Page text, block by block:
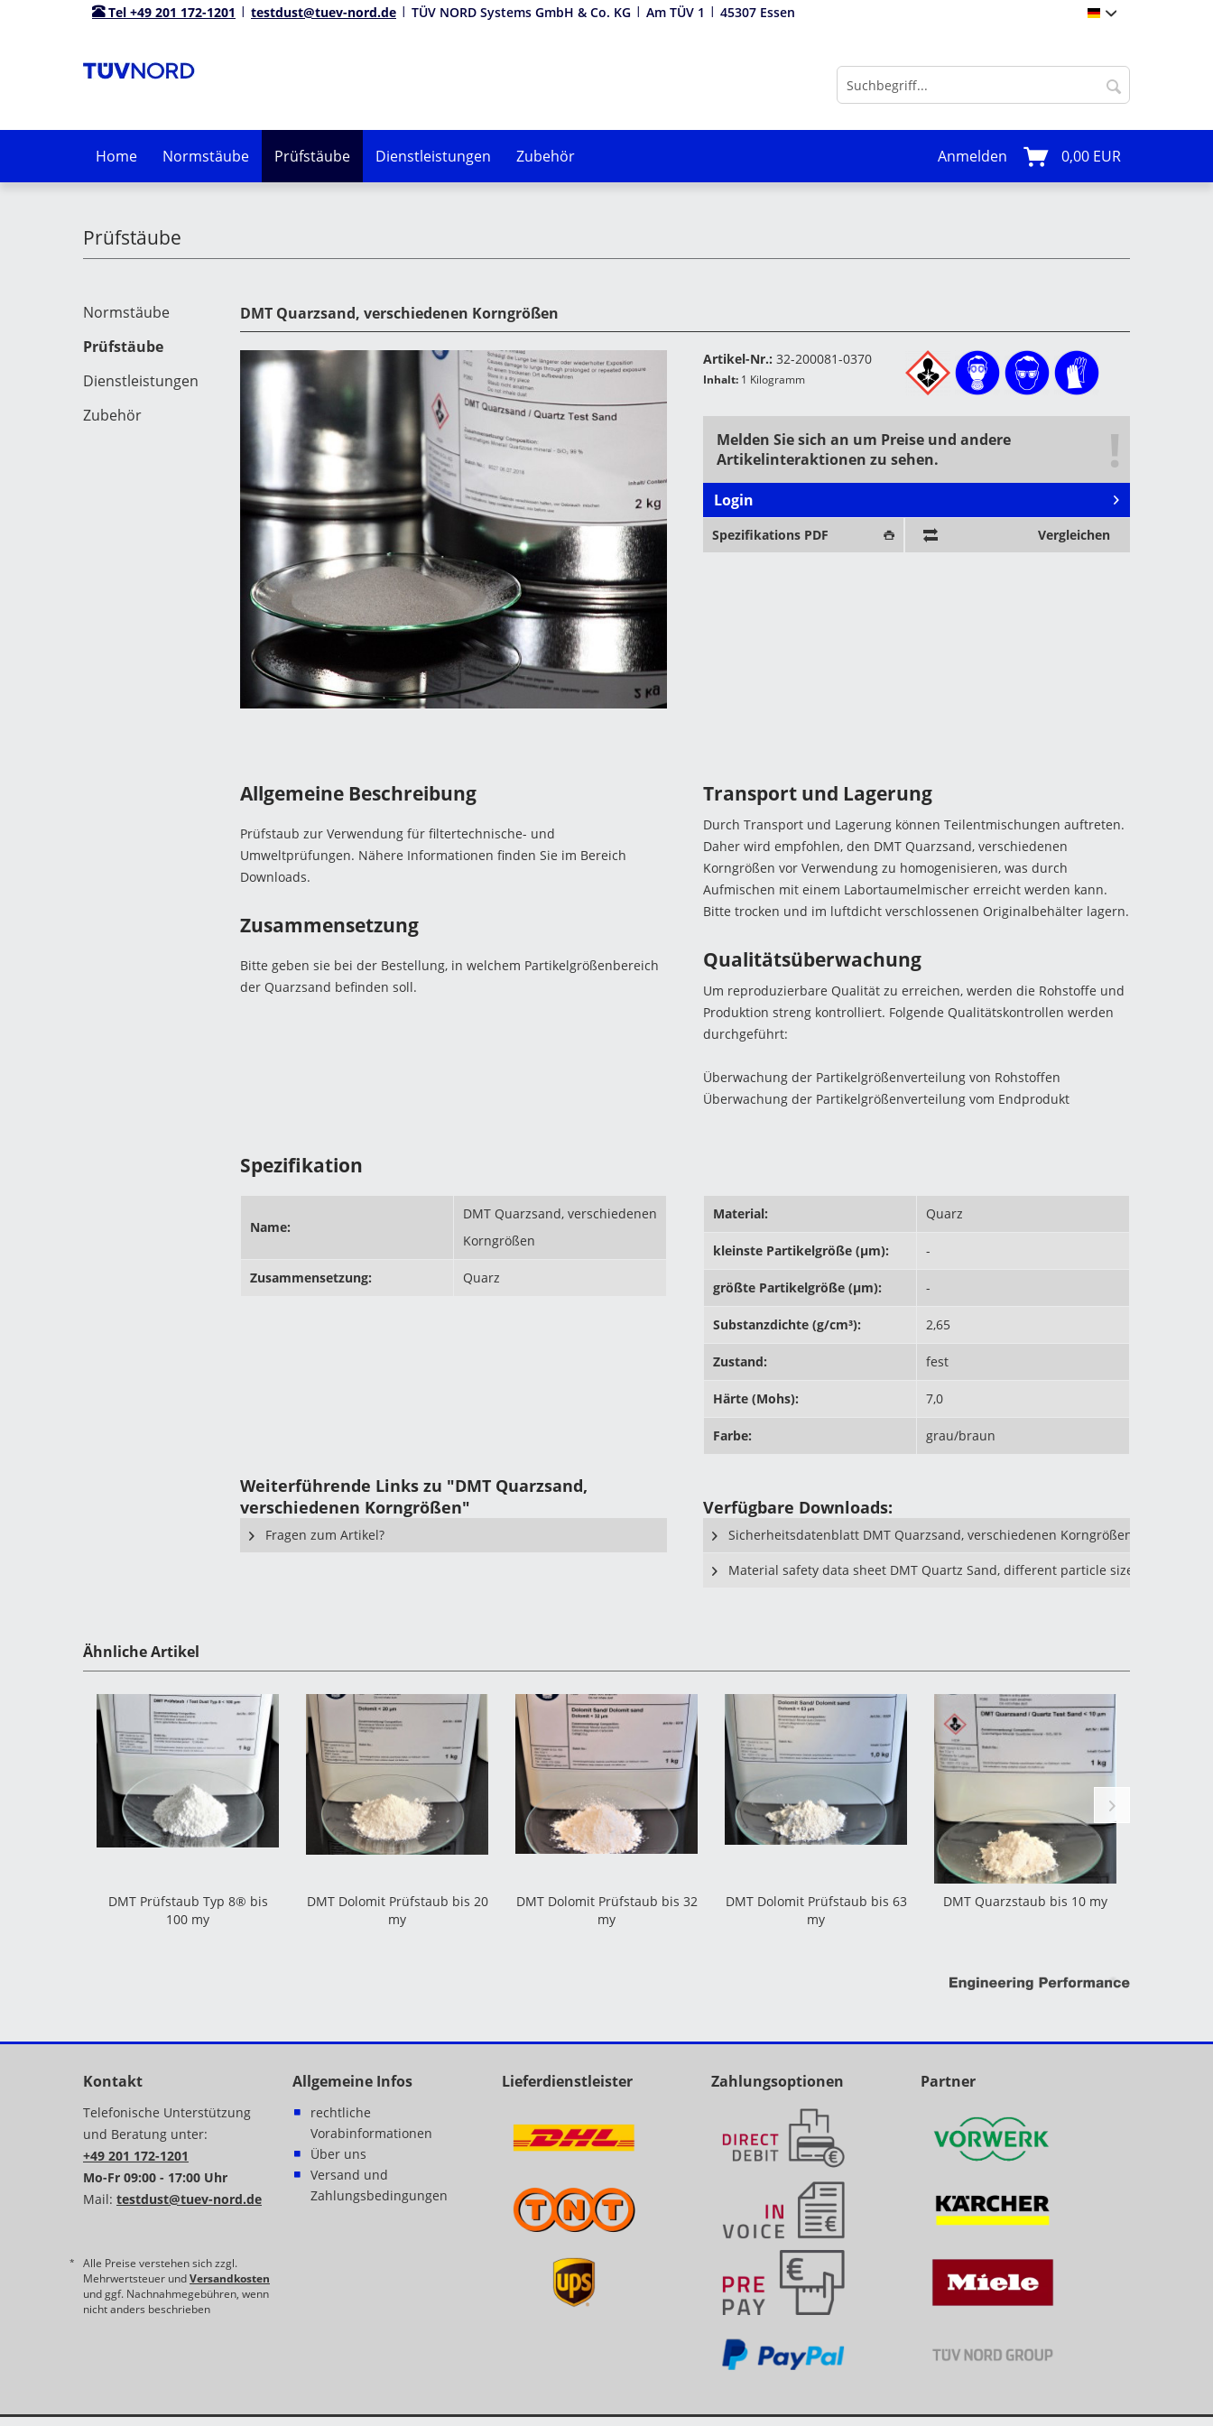
Tel +49 201 172-1201 testdust@tuev-nord.de TÜV NORD Systems GmbH & Co. KG Am TÜV 1 45307 Essen deutsch
Home Normstäube Prüfstäube Dienstleistungen Zubehör Anmelden 0,00 EUR
Prüfstäube
Normstäube
Prüfstäube
Dienstleistungen
Zubehör
DMT Quarzsand, verschiedenen Korngrößen
Artikel-Nr.: 32-200081-0370
Inhalt: 1 Kilogramm
Melden Sie sich an um Preise und andere
Artikelinteraktionen zu sehen.
Login
Vergleichen
Spezifikations PDF
Allgemeine Beschreibung
Prüfstaub zur Verwendung für filtertechnische- und
Umweltprüfungen. Nähere Informationen finden Sie im Bereich
Downloads.
Zusammensetzung
Bitte geben sie bei der Bestellung, in welchem Partikelgrößenbereich
der Quarzsand befinden soll.
Transport und Lagerung
Durch Transport und Lagerung können Teilentmischungen auftreten.
Daher wird empfohlen, den DMT Quarzsand, verschiedenen
Korngrößen vor Verwendung zu homogenisieren, was durch
Aufmischen mit einem Labortaumelmischer erreicht werden kann.
Bitte trocken und im luftdicht verschlossenen Originalbehälter lagern.
Qualitätsüberwachung
Um reproduzierbare Qualität zu erreichen, werden die Rohstoffe und
Produktion streng kontrolliert. Folgende Qualitätskontrollen werden
durchgeführt:
Überwachung der Partikelgrößenverteilung von Rohstoffen
Überwachung der Partikelgrößenverteilung vom Endprodukt
Spezifikation
Name:
DMT Quarzsand, verschiedenen
Korngrößen
Zusammensetzung: Quarz
Material: Quarz
kleinste Partikelgröße (µm): -
größte Partikelgröße (µm): -
Substanzdichte (g/cm³): 2,65
Zustand: fest
Härte (Mohs): 7,0
Farbe: grau/braun
Weiterführende Links zu "DMT Quarzsand,
verschiedenen Korngrößen"
Fragen zum Artikel?
Verfügbare Downloads:
Sicherheitsdatenblatt DMT Quarzsand, verschiedenen Korngrößen
Material safety data sheet DMT Quartz Sand, different particle size
Ähnliche Artikel
DMT Prüfstaub Typ 8® bis
100 my
DMT Dolomit Prüfstaub bis 20
my
DMT Dolomit Prüfstaub bis 32
my
DMT Dolomit Prüfstaub bis 63
my
DMT Quarzstaub bis 10 my
Kontakt
Telefonische Unterstützung
und Beratung unter:
+49 201 172-1201
Mo-Fr 09:00 - 17:00 Uhr
Mail: testdust@tuev-nord.de
Alle Preise verstehen sich zzgl.
Mehrwertsteuer undVersandkosten
und ggf. Nachnahmegebühren, wenn
nicht anders beschrieben
Allgemeine Infos
rechtliche
Vorabinformationen
Über uns
Versand und
Zahlungsbedingungen
Lieferdienstleister Zahlungsoptionen Partner